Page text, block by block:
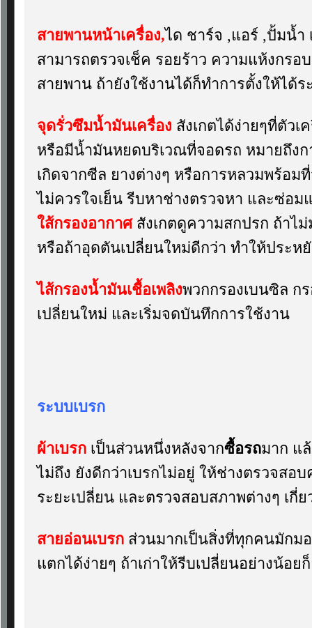
สายพานหน้าเครื่อง,ได ชาร์จ ,แอร์ ,ปั้มน้ำ
สามารถตรวจเช็ค รอยร้าว ความแห้งกรอ
สายพาน ถ้ายังใช้งานได้ก็ทำการตั้งให้ได้ร
จุดรั่วซึมน้ำมันเครื่อง สังเกตได้ง่ายๆที่ตัว
หรือมีน้ำมันหยดบริเวณที่จอดรถ หมายถึง
เกิดจากซีล ยางต่างๆ หรือการหลวมพร้อ
ไม่ควรใจเย็น รีบหาช่างตรวจหา และซ่อม
ใส้กรองอากาศ สังเกตดูความสกปรก ถ้าไ
หรือถ้าอุดตันเปลี่ยนใหม่ดีกว่า ทำให้ประห
ไส้กรองน้ำมันเชื้อเพลิงพวกกรองเบนซิล ก
เปลี่ยนใหม่ และเริ่มจดบันทึกการใช้งาน
ระบบเบรก
ผ้าเบรก เป็นส่วนหนึ่งหลังจากซื้อรถมาก แ
ไม่ถึง ยังดีกว่าเบรกไม่อยู่ ให้ช่างตรวจสอ
ระยะเปลี่ยน และตรวจสอบสภาพต่างๆ เกี่
สายอ่อนเบรก ส่วนมากเป็นสิ่งที่ทุกคนมักม
แตกได้ง่ายๆ ถ้าเก่าให้รีบเปลี่ยนอย่างน้อย